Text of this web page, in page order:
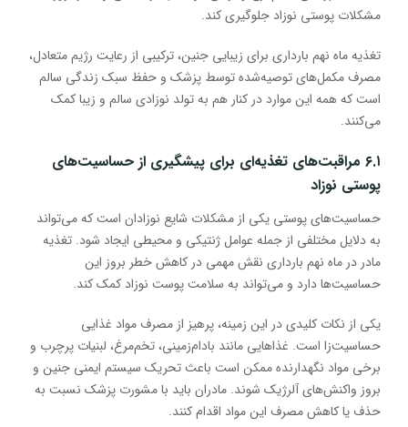
مشکلات پوستی نوزاد جلوگیری کند.
تغذیه ماه نهم بارداری برای زیبایی جنین، ترکیبی از رعایت رژیم متعادل،
مصرف مکمل‌های توصیه‌شده توسط پزشک و حفظ سبک زندگی سالم
است که همه این موارد در کنار هم به تولد نوزادی سالم و زیبا کمک
می‌کنند.
۶.۱ مراقبت‌های تغذیه‌ای برای پیشگیری از حساسیت‌های
پوستی نوزاد
حساسیت‌های پوستی یکی از مشکلات شایع نوزادان است که می‌تواند
به دلایل مختلفی از جمله عوامل ژنتیکی و محیطی ایجاد شود. تغذیه
مادر در ماه نهم بارداری نقش مهمی در کاهش خطر بروز این
حساسیت‌ها دارد و می‌تواند به سلامت پوست نوزاد کمک کند.
یکی از نکات کلیدی در این زمینه، پرهیز از مصرف مواد غذایی
حساسیت‌زا است. غذاهایی مانند بادام‌زمینی، تخم‌مرغ، لبنیات پرچرب و
برخی مواد نگهدارنده ممکن است باعث تحریک سیستم ایمنی جنین و
بروز واکنش‌های آلرژیک شوند. مادران باید با مشورت پزشک نسبت به
حذف یا کاهش مصرف این مواد اقدام کنند.